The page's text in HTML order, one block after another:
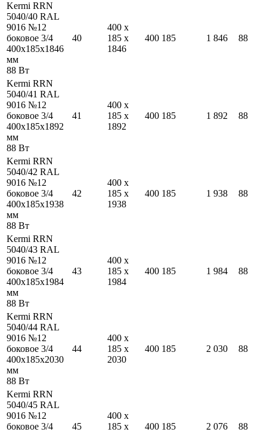
Kermi RRN
5040/40 RAL
9016 №12
боковое 3/4
400x185x1846
мм
88 Вт
40
400 x
185 x
1846
400 185 1 846 88
Kermi RRN
5040/41 RAL
9016 №12
боковое 3/4
400x185x1892
мм
88 Вт
41
400 x
185 x
1892
400 185 1 892 88
Kermi RRN
5040/42 RAL
9016 №12
боковое 3/4
400x185x1938
мм
88 Вт
42
400 x
185 x
1938
400 185 1 938 88
Kermi RRN
5040/43 RAL
9016 №12
боковое 3/4
400x185x1984
мм
88 Вт
43
400 x
185 x
1984
400 185 1 984 88
Kermi RRN
5040/44 RAL
9016 №12
боковое 3/4
400x185x2030
мм
88 Вт
44
400 x
185 x
2030
400 185 2 030 88
Kermi RRN
5040/45 RAL
9016 №12
боковое 3/4
45
400 x
185 x 400 185 2 076 88